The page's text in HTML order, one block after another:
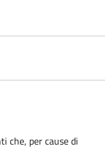
che, per cause di